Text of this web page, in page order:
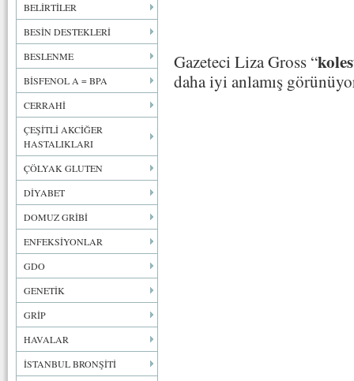
BELİRTİLER
BESİN DESTEKLERİ
BESLENME
BİSFENOL A = BPA
CERRAHİ
ÇEŞİTLİ AKCİĞER
HASTALIKLARI
ÇÖLYAK GLUTEN
DİYABET
DOMUZ GRİBİ
ENFEKSİYONLAR
GDO
GENETİK
GRİP
HAVALAR
İSTANBUL BRONŞİTİ
Gazeteci Liza Gross “
daha iyi anlamış